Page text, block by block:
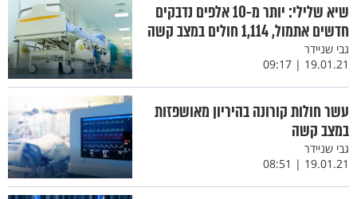
שיא שלילי: יותר מ-10 אלפים נדבקים
חדשים אתמול, 1,114 חולים במצב קשה
גבי שניידר
19.01.21 | 09:17
עשר חולות קורונה בהיריון מאושפזות
במצב קשה
גבי שניידר
19.01.21 | 08:51